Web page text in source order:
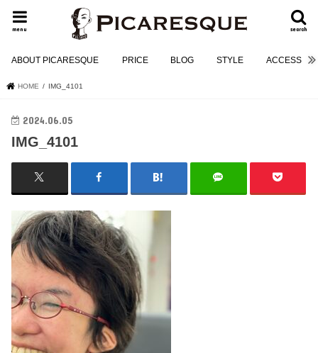
search
menu
ABOUT PICARESQUE PRICE BLOG STYLE ACCESS
HOME IMG_4101
2024.06.05
IMG_4101